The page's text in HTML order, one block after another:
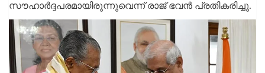
സൗഹാര്‍ദ്ദപരമായിരുന്നുവെന്ന് രാജ് ഭവൻ പ്രതികരിച്ചു.